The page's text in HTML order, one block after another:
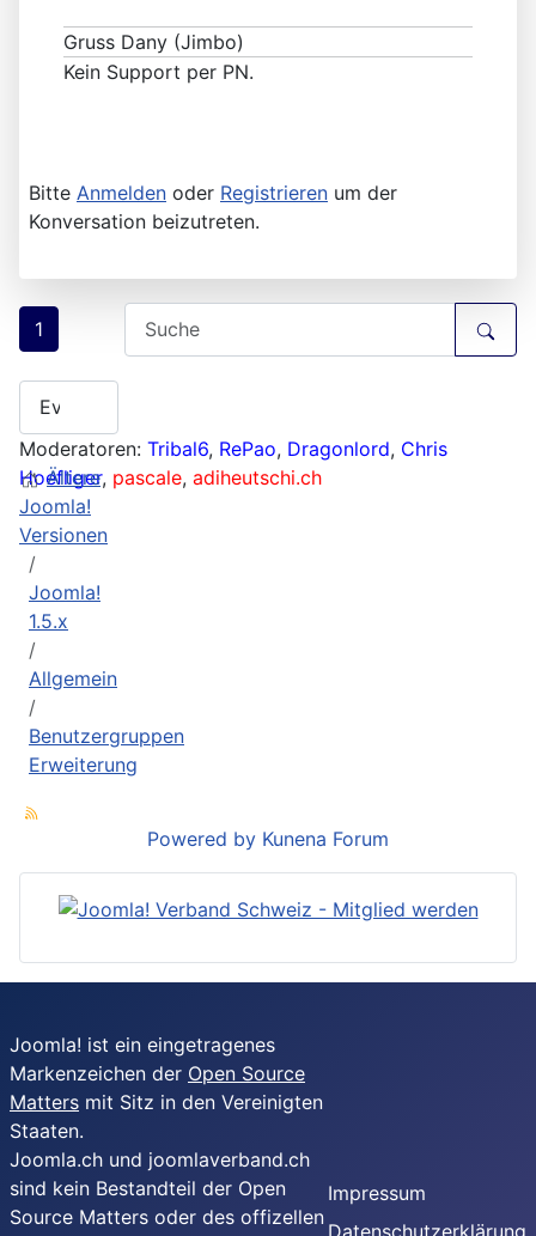
Gruss Dany (Jimbo)
Kein Support per PN.
Bitte Anmelden oder Registrieren um der
Konversation beizutreten.
1
Moderatoren: Tribal6, RePao, Dragonlord, Chris
Hoefliger, pascale, adiheutschi.ch
Ältere
Joomla!
Versionen
Joomla!
1.5.x
Allgemein
Benutzergruppen
Erweiterung
Powered by Kunena Forum
Joomla! ist ein eingetragenes
Markenzeichen der Open Source
Matters mit Sitz in den Vereinigten
Staaten.
Joomla.ch und joomlaverband.ch
sind kein Bestandteil der Open
Source Matters oder des offizellen
Impressum
Datenschutzerklärung